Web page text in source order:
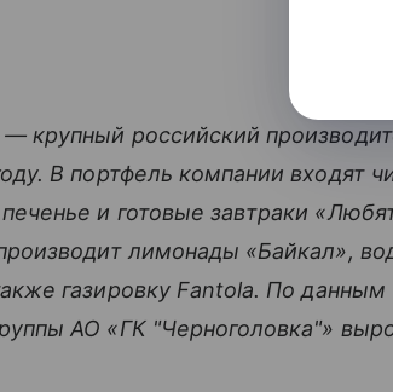
— крупный российский
В портфель компании входят
и готовые завтраки
лимонады «Байкал»,
газировку Fantola. По
АО «ГК "Черноголовка"»